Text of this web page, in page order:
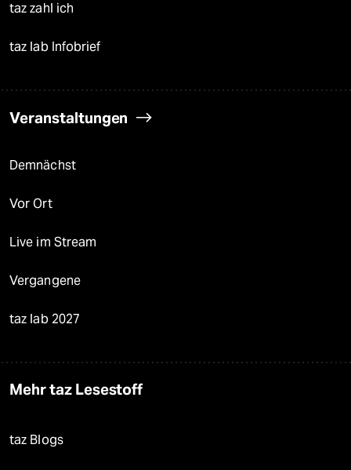
taz zahl ich
taz lab Infobrief
Veranstaltungen
Demnächst
Vor Ort
Live im Stream
Vergangene
taz lab 2027
Mehr taz Lesestoff
taz Blogs